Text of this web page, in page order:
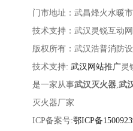
门市地址：武昌烽火水暖
技术支持：武汉灵锐互动
版权所有：武汉浩普消防
技术支持: 武汉网站推广灵
是一家从事武汉灭火器,武
灭火器厂家
ICP备案号:鄂ICP备